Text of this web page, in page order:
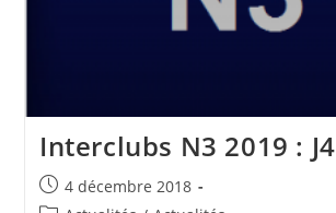
Interclubs N3 2019 : J4
Publication
publiée :
4 décembre 2018